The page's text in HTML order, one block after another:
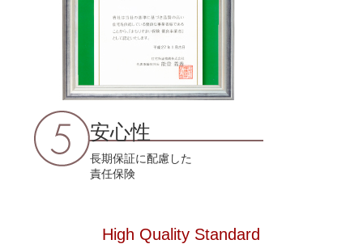
安心性
長期保証に配慮した
責任保険
High Quality Standard